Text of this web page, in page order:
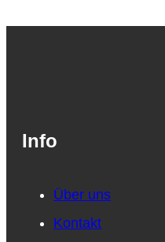
Info
Über uns
Kontakt